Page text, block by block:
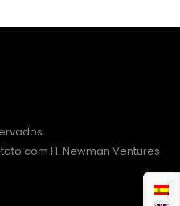
com H. Newman Ventures